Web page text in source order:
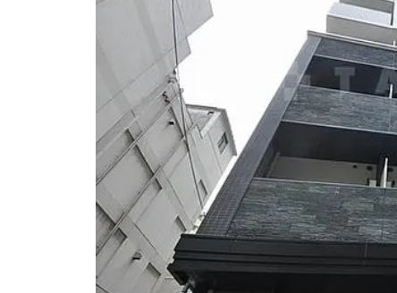
【世田谷區】ファインコート
等々力 408号室
【板橋區】エテルノ池袋オーヴ
ェスト